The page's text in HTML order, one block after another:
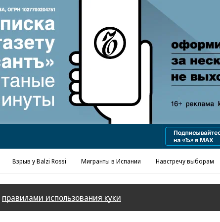
Взрыв у Balzi Rossi Мигранты в Испании Навстречу выборам
правилами использования куки